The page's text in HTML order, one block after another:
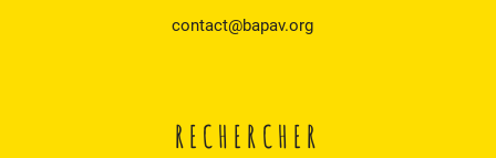
contact@bapav.org
RECHERCHER